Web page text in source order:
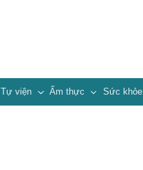
Tự viện Ẩm thực Sức khỏe